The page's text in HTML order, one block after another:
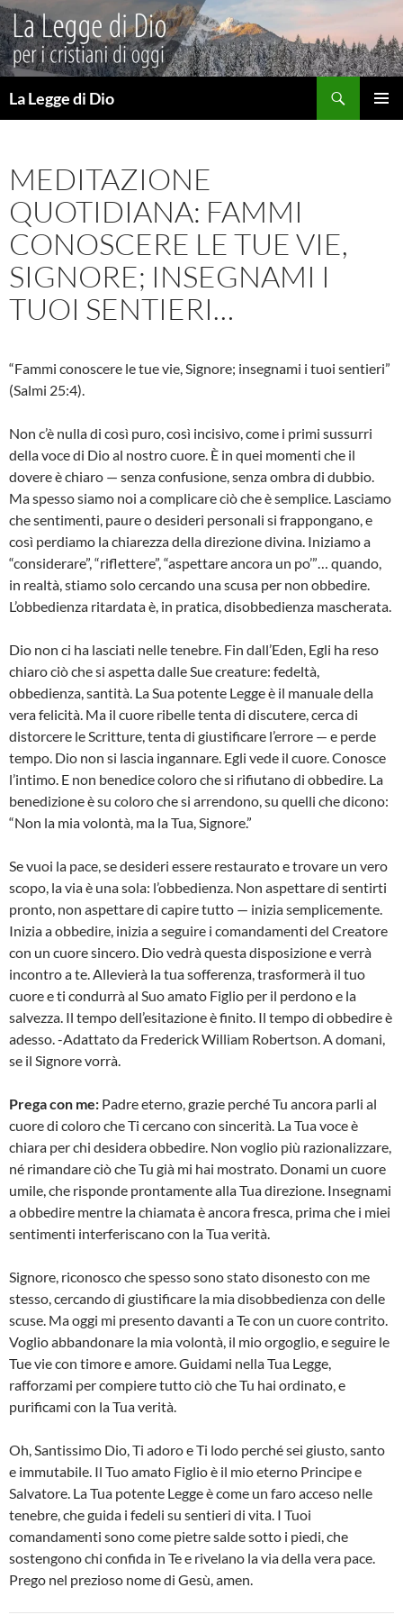
Vai
al
contenuto
La Legge di Dio
MEDITAZIONE
QUOTIDIANA: FAMMI
CONOSCERE LE TUE VIE,
SIGNORE; INSEGNAMI I
TUOI SENTIERI…
“Fammi conoscere le tue vie, Signore; insegnami i tuoi sentieri”
(Salmi 25:4).
Non c’è nulla di così puro, così incisivo, come i primi sussurri
della voce di Dio al nostro cuore. È in quei momenti che il
dovere è chiaro — senza confusione, senza ombra di dubbio.
Ma spesso siamo noi a complicare ciò che è semplice. Lasciamo
che sentimenti, paure o desideri personali si frappongano, e
così perdiamo la chiarezza della direzione divina. Iniziamo a
“considerare”, “riflettere”, “aspettare ancora un po’”… quando,
in realtà, stiamo solo cercando una scusa per non obbedire.
L’obbedienza ritardata è, in pratica, disobbedienza mascherata.
Dio non ci ha lasciati nelle tenebre. Fin dall’Eden, Egli ha reso
chiaro ciò che si aspetta dalle Sue creature: fedeltà,
obbedienza, santità. La Sua potente Legge è il manuale della
vera felicità. Ma il cuore ribelle tenta di discutere, cerca di
distorcere le Scritture, tenta di giustificare l’errore — e perde
tempo. Dio non si lascia ingannare. Egli vede il cuore. Conosce
l’intimo. E non benedice coloro che si rifiutano di obbedire. La
benedizione è su coloro che si arrendono, su quelli che dicono:
“Non la mia volontà, ma la Tua, Signore.”
Se vuoi la pace, se desideri essere restaurato e trovare un vero
scopo, la via è una sola: l’obbedienza. Non aspettare di sentirti
pronto, non aspettare di capire tutto — inizia semplicemente.
Inizia a obbedire, inizia a seguire i comandamenti del Creatore
con un cuore sincero. Dio vedrà questa disposizione e verrà
incontro a te. Allevierà la tua sofferenza, trasformerà il tuo
cuore e ti condurrà al Suo amato Figlio per il perdono e la
salvezza. Il tempo dell’esitazione è finito. Il tempo di obbedire è
adesso. -Adattato da Frederick William Robertson. A domani,
se il Signore vorrà.
Prega con me: Padre eterno, grazie perché Tu ancora parli al
cuore di coloro che Ti cercano con sincerità. La Tua voce è
chiara per chi desidera obbedire. Non voglio più razionalizzare,
né rimandare ciò che Tu già mi hai mostrato. Donami un cuore
umile, che risponde prontamente alla Tua direzione. Insegnami
a obbedire mentre la chiamata è ancora fresca, prima che i miei
sentimenti interferiscano con la Tua verità.
Signore, riconosco che spesso sono stato disonesto con me
stesso, cercando di giustificare la mia disobbedienza con delle
scuse. Ma oggi mi presento davanti a Te con un cuore contrito.
Voglio abbandonare la mia volontà, il mio orgoglio, e seguire le
Tue vie con timore e amore. Guidami nella Tua Legge,
rafforzami per compiere tutto ciò che Tu hai ordinato, e
purificami con la Tua verità.
Oh, Santissimo Dio, Ti adoro e Ti lodo perché sei giusto, santo
e immutabile. Il Tuo amato Figlio è il mio eterno Principe e
Salvatore. La Tua potente Legge è come un faro acceso nelle
tenebre, che guida i fedeli su sentieri di vita. I Tuoi
comandamenti sono come pietre salde sotto i piedi, che
sostengono chi confida in Te e rivelano la via della vera pace.
Prego nel prezioso nome di Gesù, amen.